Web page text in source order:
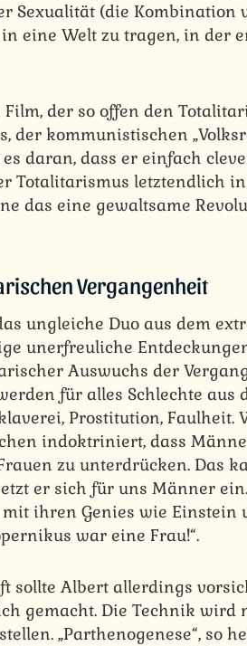
Sexualität (die Kombination
in eine Welt zu tragen, in der
der so offen den
der kommunistischen
daran, dass er einfach
Totalitarismus letztendlich
das eine gewaltsame
Vergangenheit
ungleiche Duo aus dem
unerfreuliche
Auswuchs der
für alles Schlechte aus
Prostitution, Faulheit.
indoktriniert, dass
zu unterdrücken. Das
er sich für uns Männer
ihren Genies wie Einstein
war eine Frau!“.
sollte Albert allerdings
gemacht. Die Technik wird
„Parthenogenese“, so